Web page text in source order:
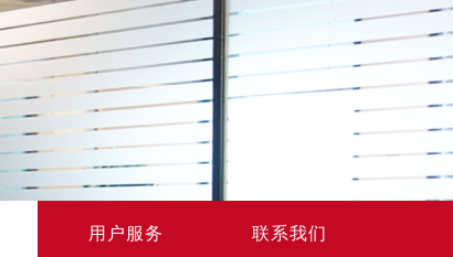
用户服务 联系我们